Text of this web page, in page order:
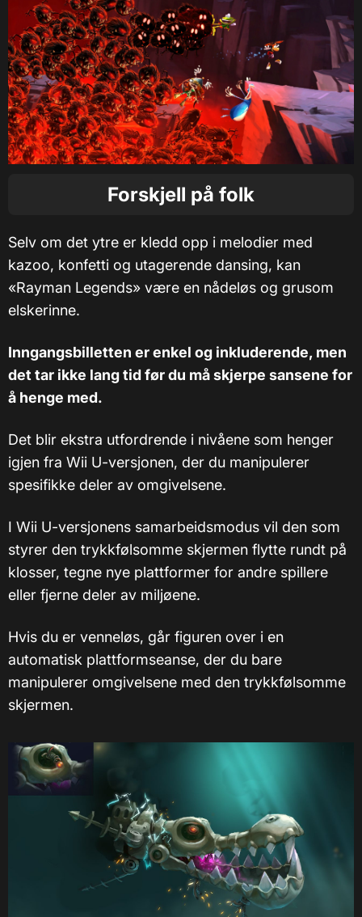
Forskjell på folk
Selv om det ytre er kledd opp i melodier med
kazoo, konfetti og utagerende dansing, kan
«Rayman Legends» være en nådeløs og grusom
elskerinne.
Inngangsbilletten er enkel og inkluderende, men
det tar ikke lang tid før du må skjerpe sansene for
å henge med.
Det blir ekstra utfordrende i nivåene som henger
igjen fra Wii U-versjonen, der du manipulerer
spesifikke deler av omgivelsene.
I Wii U-versjonens samarbeidsmodus vil den som
styrer den trykkfølsomme skjermen flytte rundt på
klosser, tegne nye plattformer for andre spillere
eller fjerne deler av miljøene.
Hvis du er venneløs, går figuren over i en
automatisk plattformseanse, der du bare
manipulerer omgivelsene med den trykkfølsomme
skjermen.